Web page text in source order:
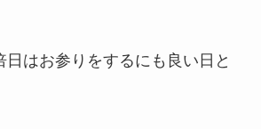
日はお参りをするにも良い日と